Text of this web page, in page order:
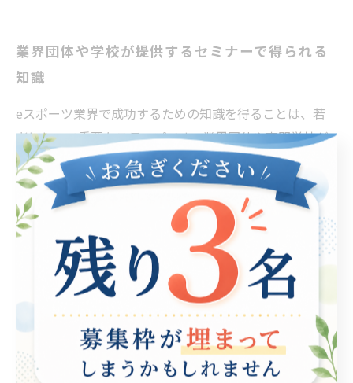
業界団体や学校が提供するセミナーで得られる
知識
eスポーツ業界で成功するための知識を得ることは、若
者にとって重要なステップです。業界団体や専門学校が
提供するセミナーは、そのための貴重な機会です。例え
ば、eスポーツ関連の業界団体では、最新の市場動向や
ゲーム制作の技術、マーケティング戦略について学べる
セミナーを定期的に開催しています。これに参加するこ
とで、参加者は実際の業界の動きに触れ、ネットワーク
を広げるチャンスも得られます。 また、専門学校では、
eスポーツの競技者やステージング、ストリーミング技術
など、具体的なスキルを身につけるためのカリキュラム
が組まれています。これらの教育機関は、最新のトレン
ドに基づいた実践的な知識を提供し、学生が即戦力とな